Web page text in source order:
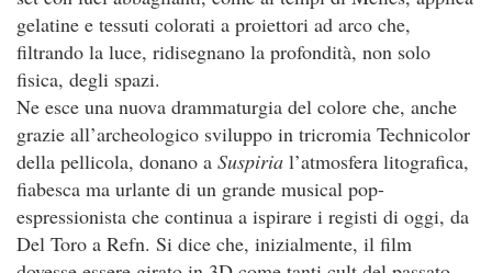
gelatine e tessuti colorati a proiettori ad arco che,
filtrando la luce, ridisegnano la profondità, non solo
fisica, degli spazi.
Ne esce una nuova drammaturgia del colore che, anche
grazie all’archeologico sviluppo in tricromia Technicolor
della pellicola, donano a Suspiria l’atmosfera litografica,
fiabesca ma urlante di un grande musical pop-
espressionista che continua a ispirare i registi di oggi, da
Del Toro a Refn. Si dice che, inizialmente, il film